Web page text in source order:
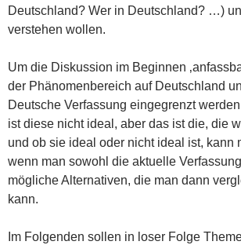
Deutschland? Wer in Deutschland? …)
verstehen wollen.
Um die Diskussion im Beginnen
der Phänomenbereich auf Deutschland
Deutsche Verfassung eingegrenzt
ist diese nicht ideal, aber das ist die, die
und ob sie ideal oder nicht ideal ist, kann
wenn man sowohl die aktuelle
mögliche Alternativen, die man dann
kann.
Im Folgenden sollen in loser Folge